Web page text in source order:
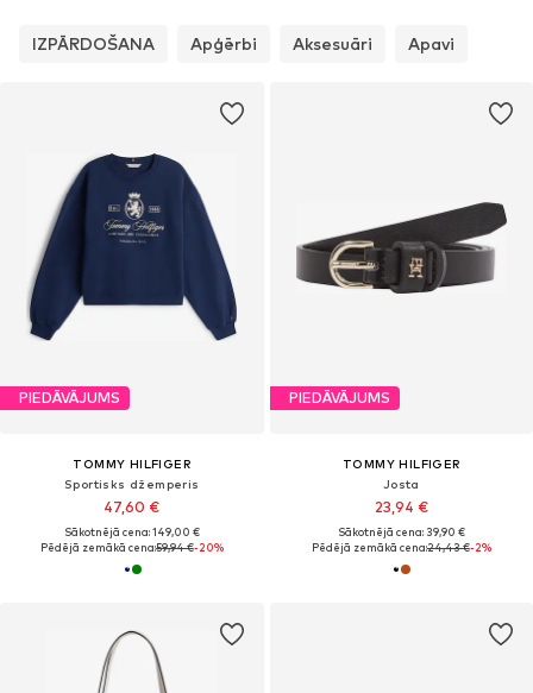
IZPĀRDOŠANA Apģērbi Aksesuāri Apavi
PIEDĀVĀJUMS
TOMMY HILFIGER
Sportisks džemperis
47,60 €
Sākotnējā cena: 149,00 €
Pēdējā zemākā cena:59,94 €-20%
PIEDĀVĀJUMS
TOMMY HILFIGER
Josta
23,94 €
Sākotnējā cena: 39,90 €
Pēdējā zemākā cena:24,43 €-2%